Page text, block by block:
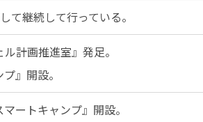
て継続して行っている。
計画推進室』発足。
』開設。
ートキャンプ』開設。